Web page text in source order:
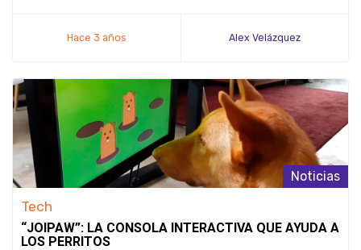
Hace 3 años Alex Velázquez
Noticias
Tech
“JOIPAW”: LA CONSOLA INTERACTIVA QUE AYUDA A
LOS PERRITOS